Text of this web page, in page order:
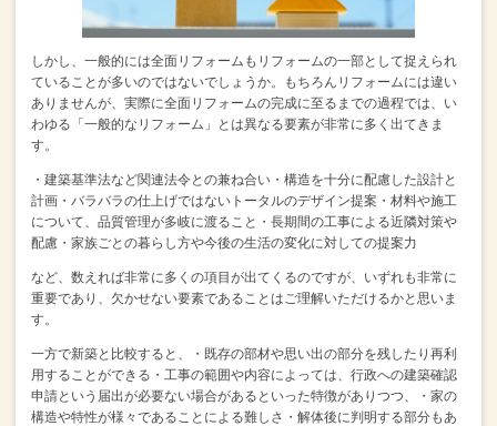
しかし、一般的には全面リフォームもリフォームの一部として捉えられ
ていることが多いのではないでしょうか。
もちろんリフォームには違い
ありませんが、 実際に全面リフォームの完成に至るまでの過程では、 い
わゆる「一般的なリフォーム」とは異なる要素が非常に多く出てきま
す。
・建築基準法など関連法令との兼ね合い ・構造を十分に配慮した設計と
計画 ・バラバラの仕上げではないトータルのデザイン提案 ・材料や施工
について、品質管理が多岐に渡ること ・長期間の工事による近隣対策や
配慮 ・家族ごとの暮らし方や今後の生活の変化に対しての提案力
など、数えれば非常に多くの項目が出てくるのですが、 いずれも非常に
重要であり、欠かせない要素であることはご理解いただけるかと思いま
す。
一方で新築と比較すると、
・既存の部材や思い出の部分を残したり再利
用することができる ・工事の範囲や内容によっては、行政への建築確認
申請という届出が必要ない場合がある といった特徴がありつつ、
・家の
構造や特性が様々であることによる難しさ ・解体後に判明する部分もあ